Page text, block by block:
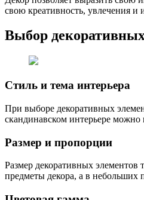
свою креативность, увлечения и
Выбор
Стиль и тема интерьера
При выборе декоративных
скандинавском интерьере
Размер и пропорции
Размер декоративных
предметы декора, а в небольших